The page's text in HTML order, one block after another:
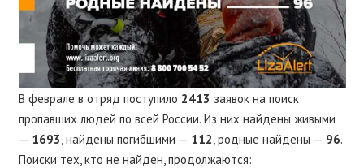
В феврале в отряд поступило 2413 заявок на поиск
пропавших людей по всей России. Из них найдены живыми
— 1693 , найдены погибшими — 112 , родные найдены — 96.
Поиски тех, кто не найден, продолжаются: